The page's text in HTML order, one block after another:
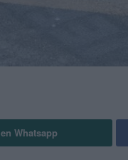
Whatsapp